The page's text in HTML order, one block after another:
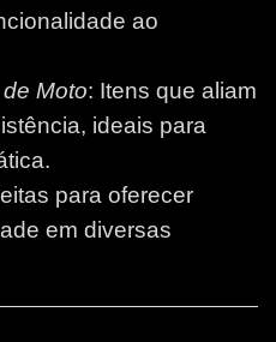
ao
Moto: Itens que aliam
ideais para
para oferecer
em diversas